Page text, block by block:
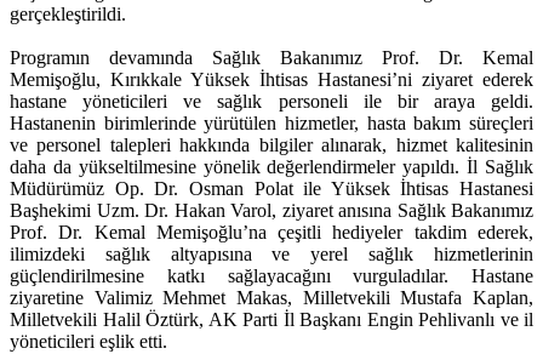
gerçekleştirildi.
Programın devamında Sağlık Bakanımız Prof. Dr. Kemal
Memişoğlu, Kırıkkale Yüksek İhtisas Hastanesi’ni ziyaret ederek
hastane yöneticileri ve sağlık personeli ile bir araya geldi.
Hastanenin birimlerinde yürütülen hizmetler, hasta bakım süreçleri
ve personel talepleri hakkında bilgiler alınarak, hizmet kalitesinin
daha da yükseltilmesine yönelik değerlendirmeler yapıldı. İl Sağlık
Müdürümüz Op. Dr. Osman Polat ile Yüksek İhtisas Hastanesi
Başhekimi Uzm. Dr. Hakan Varol, ziyaret anısına Sağlık Bakanımız
Prof. Dr. Kemal Memişoğlu’na çeşitli hediyeler takdim ederek,
ilimizdeki sağlık altyapısına ve yerel sağlık hizmetlerinin
güçlendirilmesine katkı sağlayacağını vurguladılar. Hastane
ziyaretine Valimiz Mehmet Makas, Milletvekili Mustafa Kaplan,
Milletvekili Halil Öztürk, AK Parti İl Başkanı Engin Pehlivanlı ve il
yöneticileri eşlik etti.